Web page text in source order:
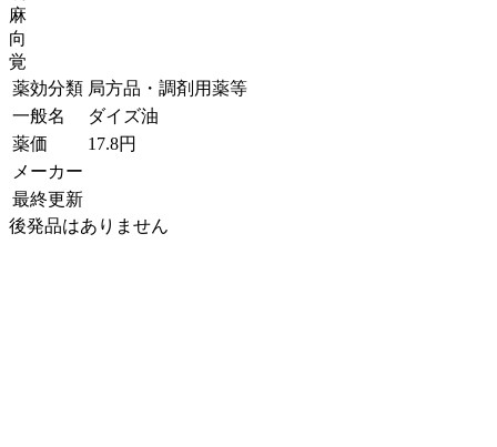
麻
向
覚
薬効分類 局方品・調剤用薬等
一般名
ダイズ油
薬価
17.8円
メーカー
最終更新
後発品はありません